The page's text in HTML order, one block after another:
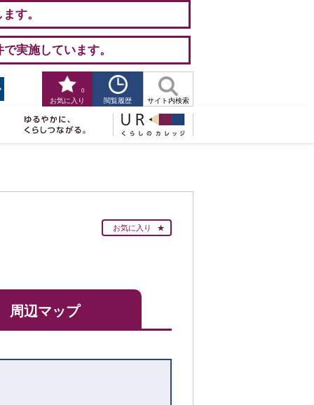
す。
実施しています。
お気に入り
0
閲覧履歴 サイト内検索
お気に入り
周辺マップ